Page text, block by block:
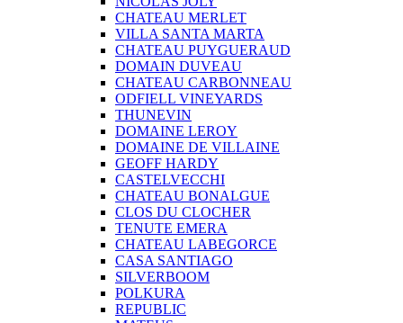
CHATEAU MERLET
VILLA SANTA MARTA
CHATEAU PUYGUERAUD
DOMAIN DUVEAU
CHATEAU CARBONNEAU
ODFIELL VINEYARDS
THUNEVIN
DOMAINE LEROY
DOMAINE DE VILLAINE
GEOFF HARDY
CASTELVECCHI
CHATEAU BONALGUE
CLOS DU CLOCHER
TENUTE EMERA
CHATEAU LABEGORCE
CASA SANTIAGO
SILVERBOOM
POLKURA
REPUBLIC